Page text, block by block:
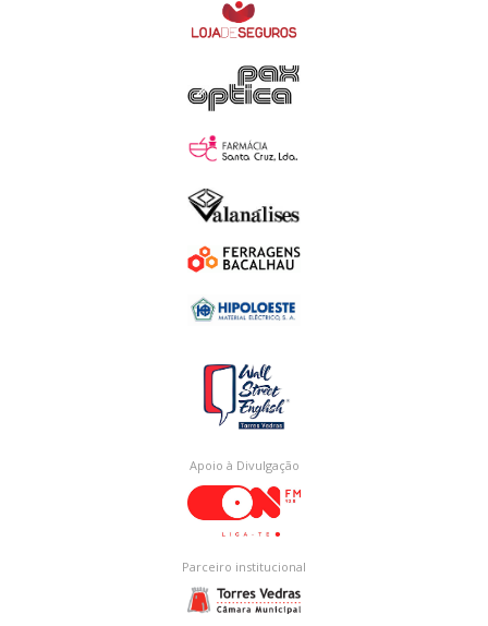
Apoio à Divulgação
Parceiro institucional